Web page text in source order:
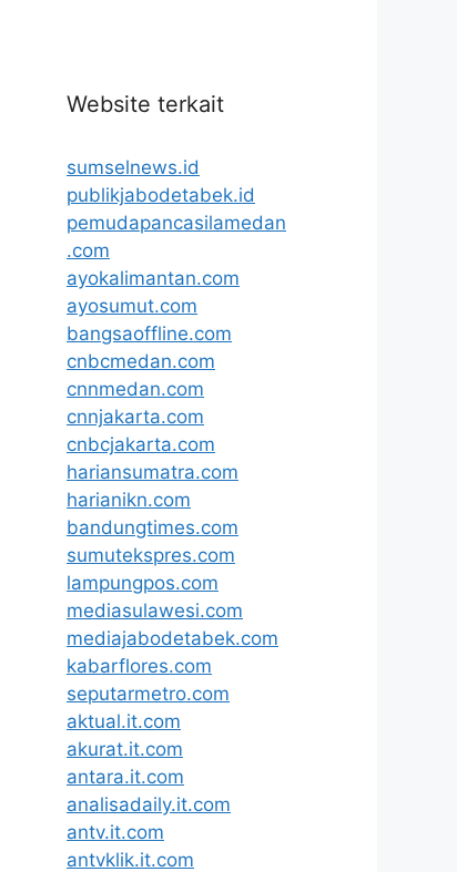
Website terkait
sumselnews.id
publikjabodetabek.id
pemudapancasilamedan
.com
ayokalimantan.com
ayosumut.com
bangsaoffline.com
cnbcmedan.com
cnnmedan.com
cnnjakarta.com
cnbcjakarta.com
hariansumatra.com
harianikn.com
bandungtimes.com
sumutekspres.com
lampungpos.com
mediasulawesi.com
mediajabodetabek.com
kabarflores.com
seputarmetro.com
aktual.it.com
akurat.it.com
antara.it.com
analisadaily.it.com
antv.it.com
antvklik.it.com